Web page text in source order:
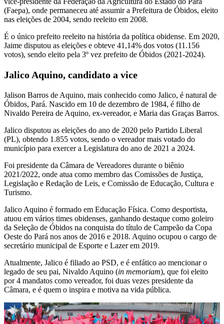
(Faepa), onde permaneceu até assumir a Prefeitura de Óbidos, eleito
nas eleições de 2004, sendo reeleito em 2008.
É o único prefeito reeleito na história da política obidense. Em 2020,
Jaime disputou as eleições e obteve 41,14% dos votos (11.156
votos), sendo eleito pela 3º vez prefeito de Óbidos (2021-2024).
Jalico Aquino, candidato a vice
Jalison Barros de Aquino, mais conhecido como Jalico, é natural de
Óbidos, Pará. Nascido em 10 de dezembro de 1984, é filho de
Nivaldo Pereira de Aquino, ex-vereador, e Maria das Graças Barros.
Jalico disputou as eleições do ano de 2020 pelo Partido Liberal
(PL), obtendo 1.855 votos, sendo o vereador mais votado do
município para exercer a Legislatura do ano de 2021 a 2024.
Foi presidente da Câmara de Vereadores durante o biênio
2021/2022, onde atua como membro das Comissões de Justiça,
Legislação e Redação de Leis, e Comissão de Educação, Cultura e
Turismo.
Jalico Aquino é formado em Educação Física. Como desportista,
atuou em vários times obidenses, ganhando destaque como goleiro
da Seleção de Óbidos na conquista do título de Campeão da Copa
Oeste do Pará nos anos de 2016 e 2018. Aquino ocupou o cargo de
secretário municipal de Esporte e Lazer em 2019.
Atualmente, Jalico é filiado ao PSD, e é enfático ao mencionar o
legado de seu pai, Nivaldo Aquino (in memoriam), que foi eleito
por 4 mandatos como vereador, foi duas vezes presidente da
Câmara, e é quem o inspira e motiva na vida pública.